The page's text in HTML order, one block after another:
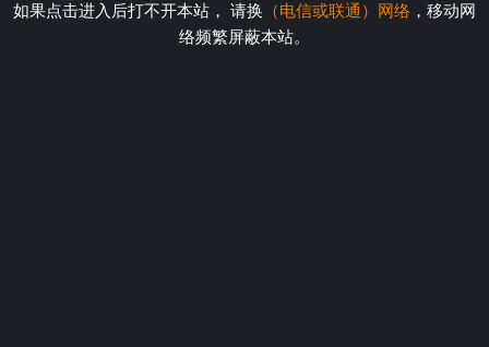
如果点击进入后打不开本站， 请换 （电信或联通）网络 ，移动网
络频繁屏蔽本站。